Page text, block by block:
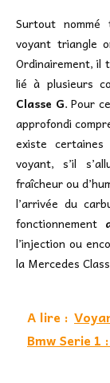
Surtout
voyant triangle
Ordinairement, il
lié à plusieurs
Classe G. Pour
approfondi
existe
voyant, s’il
fraîcheur ou
l’arrivée du
fonctionnement
l’injection ou
la Mercedes
A lire :
Bmw Serie 1